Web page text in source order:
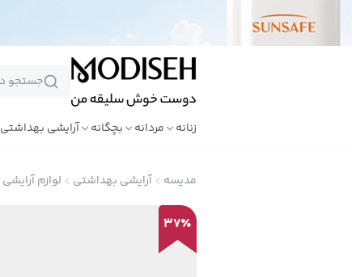
زنانه مردانه بچگانه آرایشی بهداشتی
مدیسه آرایشی بهداشتی لوازم آرایشی
37٪